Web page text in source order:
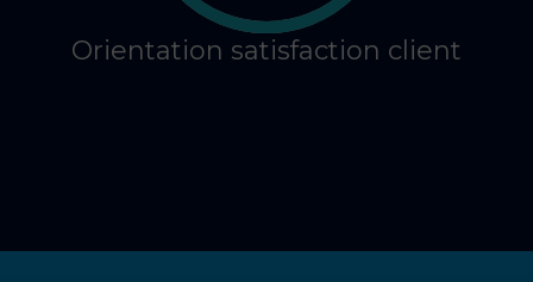
Orientation satisfaction client